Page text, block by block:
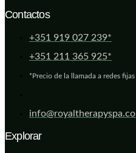
Contactos
+351 919 027 239*
+351 211 365 925*
*Precio de la llamada a redes
Explorar